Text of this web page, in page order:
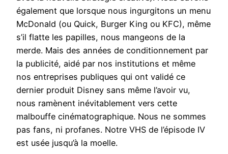
également que lorsque nous ingurgitons un menu
McDonald (ou Quick, Burger King ou KFC), même
s’il flatte les papilles, nous mangeons de la
merde. Mais des années de conditionnement par
la publicité, aidé par nos institutions et même
nos entreprises publiques qui ont validé ce
dernier produit Disney sans même l’avoir vu,
nous ramènent inévitablement vers cette
malbouffe cinématographique. Nous ne sommes
pas fans, ni profanes. Notre VHS de l’épisode IV
est usée jusqu’à la moelle.